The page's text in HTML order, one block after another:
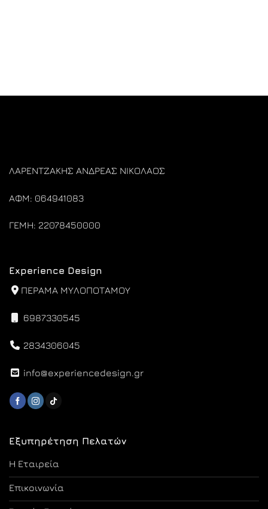
ΛΑΡΕΝΤΖΑΚΗΣ ΑΝΔΡΕΑΣ ΝΙΚΟΛΑΟΣ
ΑΦΜ: 064941083
ΓΕΜΗ: 22078450000
Εξυπηρέτηση Πελατών
Η Εταιρεία
Επικοινωνία
Experience Design
ΠΕΡΑΜΑ ΜΥΛΟΠΟΤΑΜΟΥ
6987330545
2834306045
info@experiencedesign.gr